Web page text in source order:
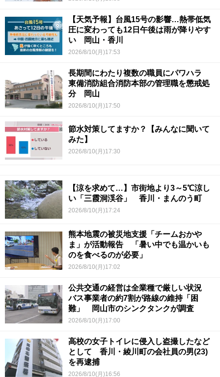
【天気予報】台風15号の影響…熱帯低気
圧に変わっても12日午後は雨が降りやす
い 岡山・香川
2026/8/10(月)17:53
長期間にわたり複数の職員にパワハラ
東備消防組合消防本部の管理職を懲戒処
分 岡山
2026/8/10(月)17:50
節水対策してますか？【みんなに聞いて
みた】
2026/8/10(月)17:30
【涼を求めて…】市街地より3～5℃涼し
い「三霞洞渓谷」 香川・まんのう町
2026/8/10(月)17:24
熊本地震の被災地支援「チームおかや
ま」が活動報告 「暑い中でも温かいも
のを食べるのが必要」
2026/8/10(月)17:02
公共交通の経営は全業種で厳しい状況
バス事業者の約7割が路線の維持「困
難」 岡山市のシンクタンクが調査
2026/8/10(月)17:00
高校の女子トイレに侵入し盗撮したなど
として 香川・綾川町の会社員の男(23)
を再逮捕
2026/8/10(月)16:56